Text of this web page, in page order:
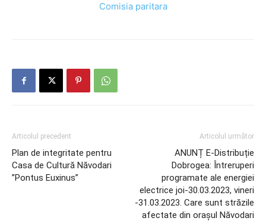
Comisia paritara
Articolul precedent
Plan de integritate pentru
Casa de Cultură Năvodari
”Pontus Euxinus”
Articolul următor
ANUNȚ E-Distribuție
Dobrogea: Întreruperi
programate ale energiei
electrice joi-30.03.2023, vineri
-31.03.2023. Care sunt străzile
afectate din orașul Năvodari